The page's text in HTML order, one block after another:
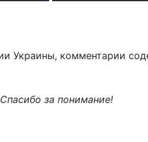
Украины, комментарии
Спасибо за понимание!